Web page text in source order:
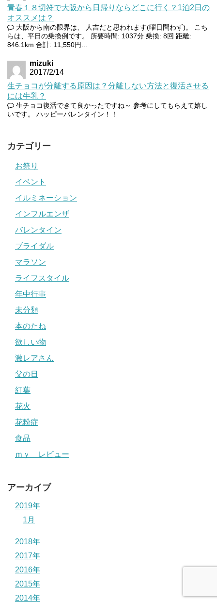
青春１８切符で大阪から日帰りならどこに行く？1泊2日の
オススメは？
大阪から南の限界は、 人吉だと思われます(曜日問わず)。 こち
らは、平日の乗換例です。 所要時間: 1037分 乗換: 8回 距離:
846.1km 合計: 11,550円...
mizuki
2017/2/14
生チョコが分離する原因は？分離しない方法と復活させる
には牛乳？
生チョコ復活できて良かったですね～ 参考にしてもらえて嬉し
いです。 ハッピーバレンタイン！！
カテゴリー
お祭り
イベント
イルミネーション
インフルエンザ
バレンタイン
ブライダル
マラソン
ライフスタイル
年中行事
未分類
本のたね
欲しい物
激レアさん
父の日
紅葉
花火
花粉症
食品
ｍｙ レビュー
アーカイブ
2019年
1月
2018年
2017年
2016年
2015年
2014年